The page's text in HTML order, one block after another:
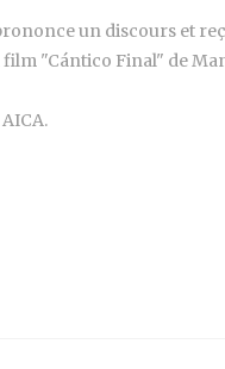
un discours et
film "Cántico Final" de